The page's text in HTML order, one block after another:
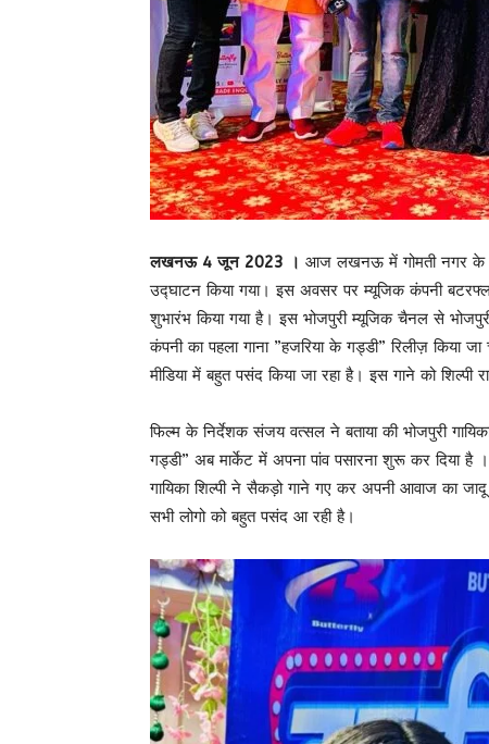
लखनऊ 4 जून 2023 । आज लखनऊ में गोमती नगर के
उद्घाटन किया गया। इस अवसर पर म्यूजिक कंपनी
शुभारंभ किया गया है। इस भोजपुरी म्यूजिक चैनल से
कंपनी का पहला गाना ”हजरिया के गड्डी” रिलीज़ किया
मीडिया में बहुत पसंद किया जा रहा है। इस गाने को
फिल्म के निर्देशक संजय वत्सल ने बताया की भोजपुरी
गड्डी” अब मार्केट में अपना पांव पसारना शुरू कर दिया
गायिका शिल्पी ने सैकड़ो गाने गए कर अपनी आवाज का
सभी लोगो को बहुत पसंद आ रही है।